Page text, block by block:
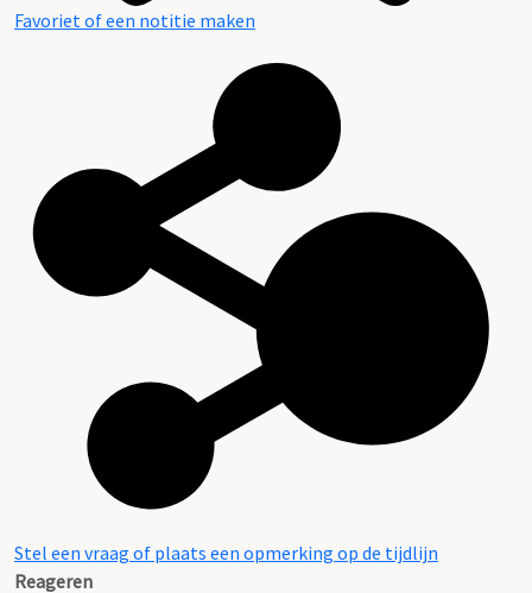
Favoriet of een notitie maken
Stel een vraag of plaats een opmerking op de tijdlijn
Reageren